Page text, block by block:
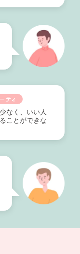
ティ
なく、いい人
ことができな